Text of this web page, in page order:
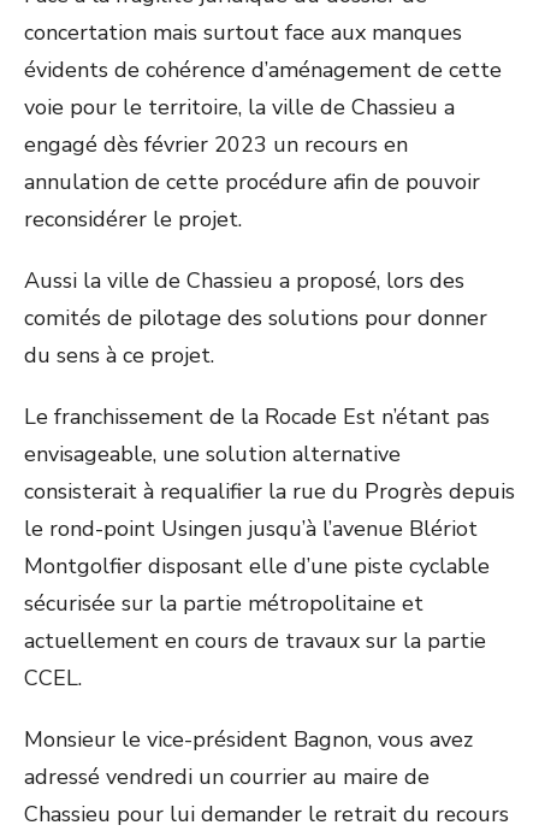
concertation mais surtout face aux manques
évidents de cohérence d’aménagement de cette
voie pour le territoire, la ville de Chassieu a
engagé dès février 2023 un recours en
annulation de cette procédure afin de pouvoir
reconsidérer le projet.
Aussi la ville de Chassieu a proposé, lors des
comités de pilotage des solutions pour donner
du sens à ce projet.
Le franchissement de la Rocade Est n’étant pas
envisageable, une solution alternative
consisterait à requalifier la rue du Progrès depuis
le rond-point Usingen jusqu’à l’avenue Blériot
Montgolfier disposant elle d’une piste cyclable
sécurisée sur la partie métropolitaine et
actuellement en cours de travaux sur la partie
CCEL.
Monsieur le vice-président Bagnon, vous avez
adressé vendredi un courrier au maire de
Chassieu pour lui demander le retrait du recours